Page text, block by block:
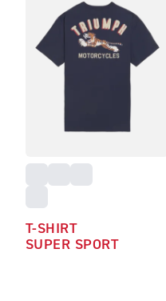
T-SHIRT
SUPER SPORT